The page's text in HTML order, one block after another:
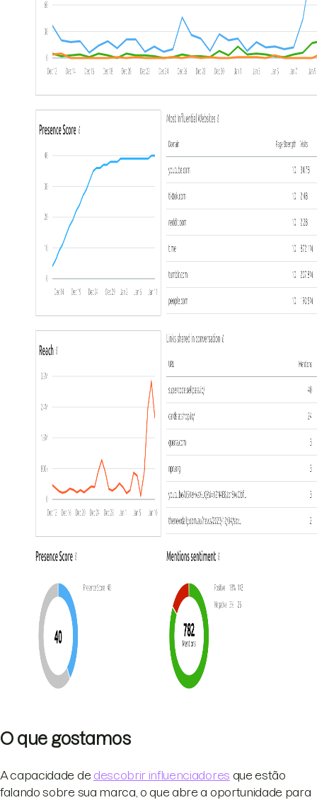
O que gostamos
A capacidade de descobrir influenciadores que estão
falando sobre sua marca, o que abre a oportunidade para